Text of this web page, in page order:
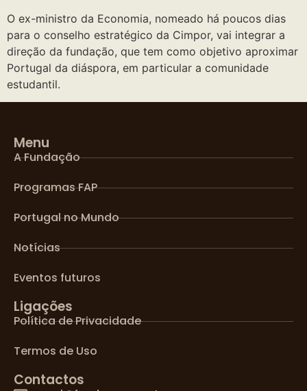
O ex-ministro da Economia, nomeado há poucos dias
para o conselho estratégico da Cimpor, vai integrar a
direção da fundação, que tem como objetivo aproximar
Portugal da diáspora, em particular a comunidade
estudantil.
Menu
A Fundação
Programas FAP
Portugal no Mundo
Notícias
Eventos futuros
Ligações
Política de Privacidade
Termos de Uso
Contactos